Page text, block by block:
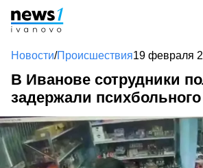
Новости/Происшествия19 февраля
В Иванове сотрудники
задержали